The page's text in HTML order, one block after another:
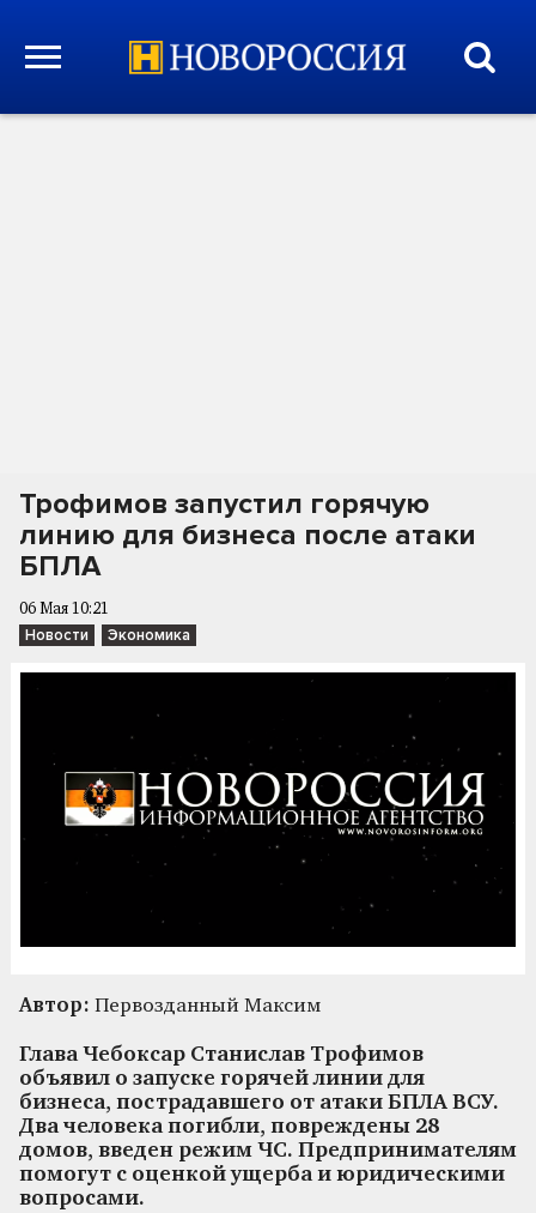
Трофимов запустил горячую
линию для бизнеса после атаки
БПЛА
06 Мая 10:21
Новости Экономика
Автор: Первозданный Максим
Глава Чебоксар Станислав Трофимов
объявил о запуске горячей линии для
бизнеса, пострадавшего от атаки БПЛА ВСУ.
Два человека погибли, повреждены 28
домов, введен режим ЧС. Предпринимателям
помогут с оценкой ущерба и юридическими
вопросами.